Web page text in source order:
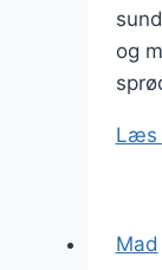
og
Læs
Mad